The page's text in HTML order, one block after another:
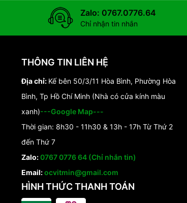
Zalo: 0767.0776.64
Chỉ nhận tin nhắn
THÔNG TIN LIÊN HỆ
Địa chỉ: Kế bên 50/3/11 Hòa Bình, Phường Hòa
Bình, Tp Hồ Chí Minh (Nhà có cửa kính màu
xanh)---Google Map---
Thời gian: 8h30 - 11h30 & 13h - 17h Từ Thứ 2
đến Thứ 7
Zalo:0767 0776 64 (Chỉ nhắn tin)
Email:ocvitmin@gmail.com
HÌNH THỨC THANH TOÁN